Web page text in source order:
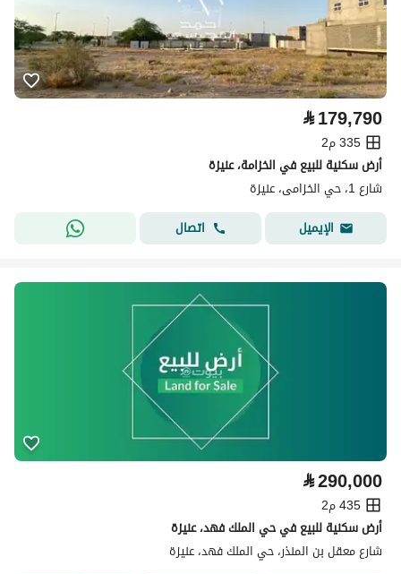
⃁179,790
335 م2
أرض سكنية للبيع في الخزامة، عنيزة
شارع 1، حي الخزامى، عنيزة
الإيميل
اتصال
⃁290,000
435 م2
أرض سكنية للبيع في حي الملك فهد، عنيزة
شارع معقل بن المنذر، حي الملك فهد، عنيزة